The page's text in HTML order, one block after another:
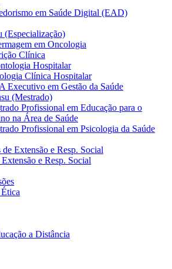
em Saúde Digital (EAD)
(Especialização)
em Oncologia
Clínica
Hospitalar
Clínica Hospitalar
Executivo em Gestão da Saúde
(Mestrado)
Profissional em Educação para o
na Área de Saúde
Profissional em Psicologia da Saúde
Extensão e Resp. Social
e Resp. Social
a Distância